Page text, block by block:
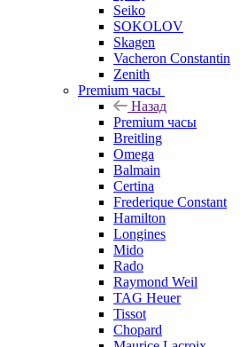
Seiko
SOKOLOV
Skagen
Vacheron Constantin
Zenith
Premium часы
Назад
Premium часы
Breitling
Omega
Balmain
Certina
Frederique Constant
Hamilton
Longines
Mido
Rado
Raymond Weil
TAG Heuer
Tissot
Chopard